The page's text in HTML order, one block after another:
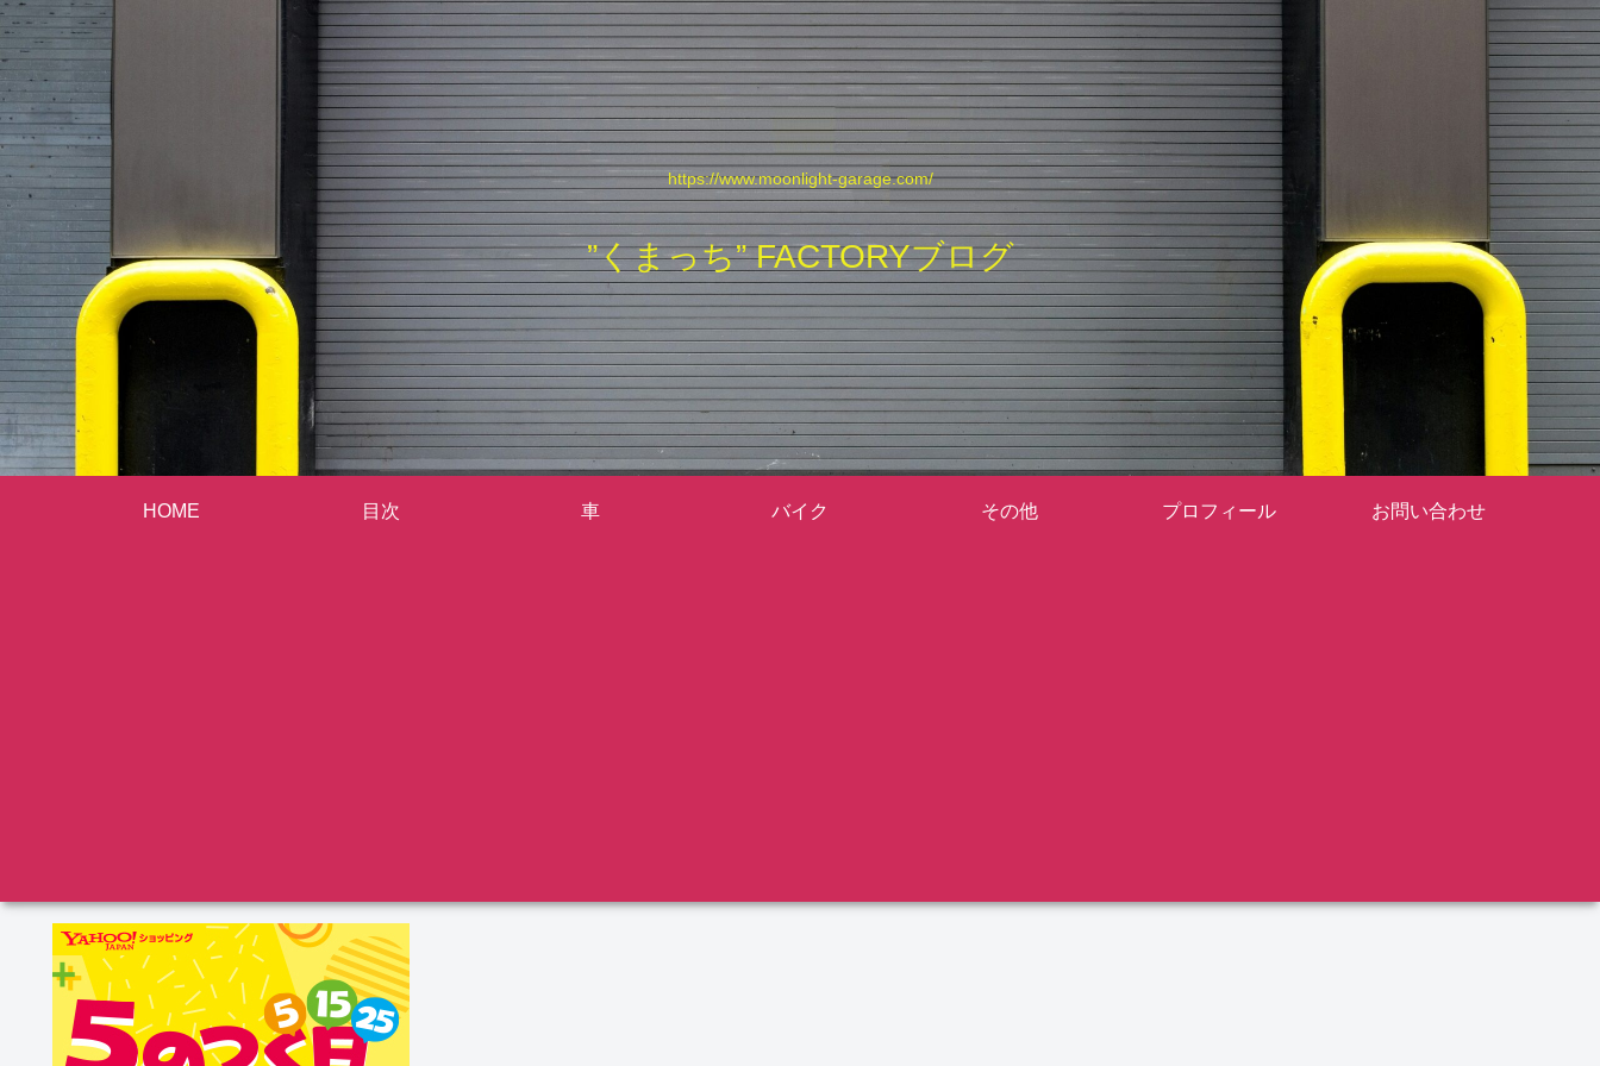
https://www.moonlight-garage.com/
”くまっち” FACTORYブログ
HOME 目次 車 バイク その他 プロフィール お問い合わせ